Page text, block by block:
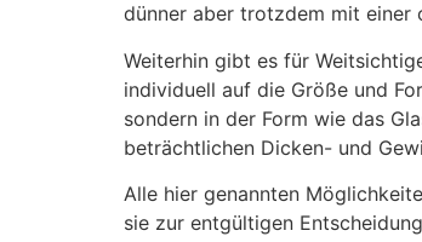
dünner aber trotzdem mit einer
Weiterhin gibt es für
individuell auf die Größe und
sondern in der Form wie das
beträchtlichen Dicken- und
Alle hier genannten
sie zur entgültigen